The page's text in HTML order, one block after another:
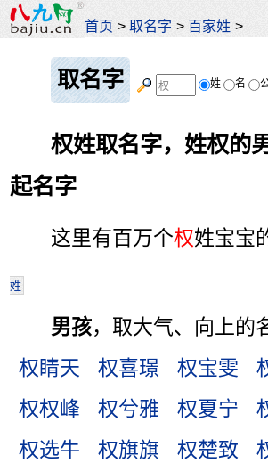
首页 >取名字 > 百家姓 >
取名字 姓 名
权姓取名字，姓权的
起名字
这里有百万个权姓宝宝
姓
男孩，取大气、向上的
权睛天
权喜璟 权宝雯
权权峰
权兮雅 权夏宁
权选牛
权旗旗 权楚致